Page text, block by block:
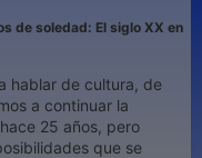
de soledad: El siglo XX en
hablar de cultura, de
a continuar la
25 años, pero
que se